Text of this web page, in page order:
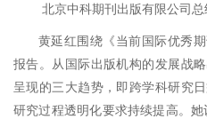
北京中科期刊出版有限公司
黄延红围绕《当前国际优秀
报告。从国际出版机构的发展战
呈现的三大趋势，即跨学科研究
研究过程透明化要求持续提高。她